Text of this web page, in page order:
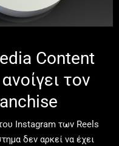
Content
τον
Instagram των Reels
δεν αρκεί να έχει